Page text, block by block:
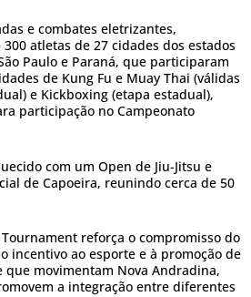
e combates eletrizantes,
atletas de 27 cidades dos estados
Paulo e Paraná, que participaram
de Kung Fu e Muay Thai (válidas
e Kickboxing (etapa estadual),
participação no Campeonato
com um Open de Jiu-Jitsu e
de Capoeira, reunindo cerca de 50
reforça o compromisso do
incentivo ao esporte e à promoção de
movimentam Nova Andradina,
a integração entre diferentes